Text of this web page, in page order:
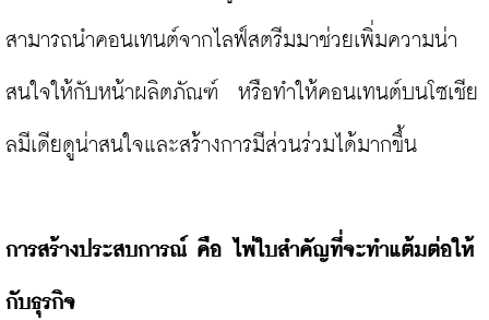
สามารถนำคอนเทนต์จากไลฟ์สตรีมมาช่วยเพิ่มความน่า
สนใจให้กับหน้าผลิตภัณฑ์  หรือทำให้คอนเทนต์บนโซเชีย
ลมีเดียดูน่าสนใจและสร้างการมีส่วนร่วมได้มากขึ้น
การสร้างประสบการณ์ คือ ไพ่ใบสำคัญที่จะทำแต้มต่อให้
กับธุรกิจ